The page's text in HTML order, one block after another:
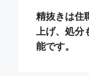
精抜きは住
上げ、処
能です。